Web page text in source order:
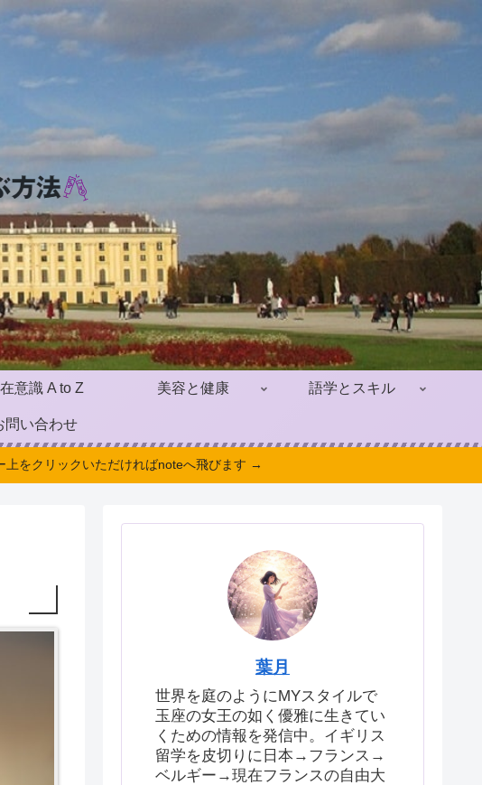
意識 A to Z 美容と健康 語学とスキル
問い合わせ
上をクリックいただければnoteへ飛びます →
葉月
世界を庭のようにMYスタイルで
玉座の女王の如く優雅に生きてい
くための情報を発信中。イギリス
留学を皮切りに日本→フランス→
ベルギー→現在フランスの自由大